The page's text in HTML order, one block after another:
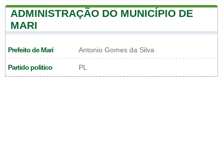
ADMINISTRAÇÃO DO MUNICÍPIO DE
MARI
Prefeito de Mari Antonio Gomes da Silva
Partido politico PL